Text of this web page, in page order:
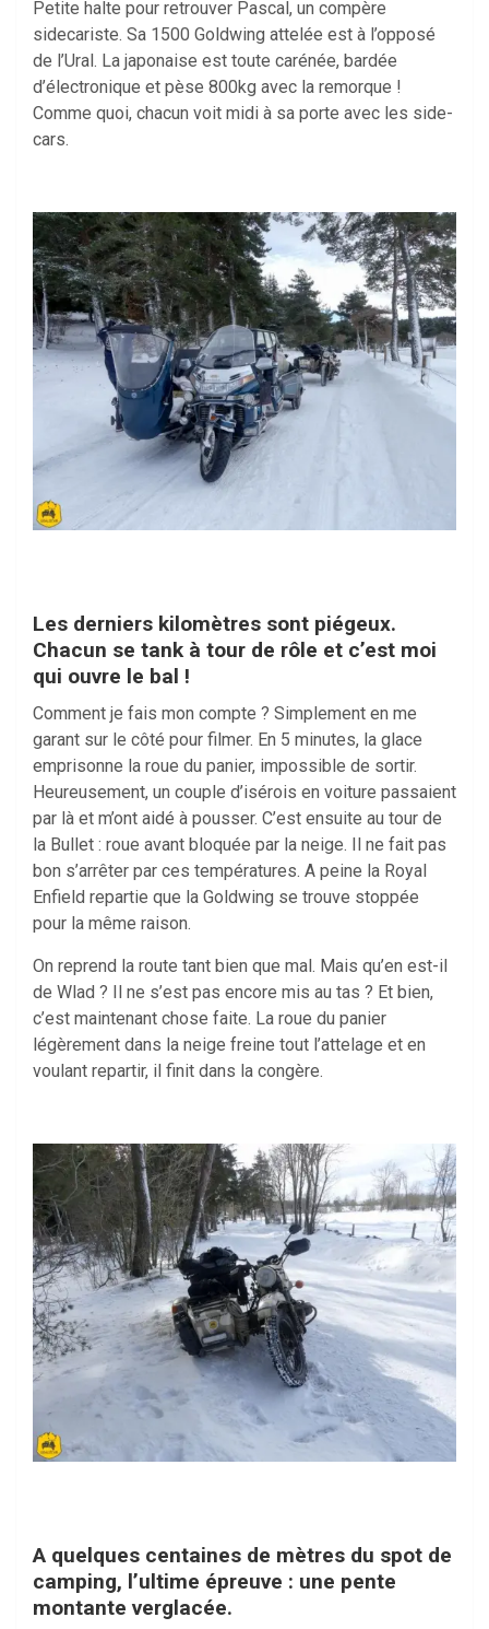
Petite halte pour retrouver Pascal, un compère
sidecariste. Sa 1500 Goldwing attelée est à l’opposé
de l’Ural. La japonaise est toute carénée, bardée
d’électronique et pèse 800kg avec la remorque !
Comme quoi, chacun voit midi à sa porte avec les side-
cars.
Les derniers kilomètres sont piégeux.
Chacun se tank à tour de rôle et c’est moi
qui ouvre le bal !
Comment je fais mon compte ? Simplement en me
garant sur le côté pour filmer. En 5 minutes, la glace
emprisonne la roue du panier, impossible de sortir.
Heureusement, un couple d’isérois en voiture passaient
par là et m’ont aidé à pousser. C’est ensuite au tour de
la Bullet : roue avant bloquée par la neige. Il ne fait pas
bon s’arrêter par ces températures. A peine la Royal
Enfield repartie que la Goldwing se trouve stoppée
pour la même raison.
On reprend la route tant bien que mal. Mais qu’en est-il
de Wlad ? Il ne s’est pas encore mis au tas ? Et bien,
c’est maintenant chose faite. La roue du panier
légèrement dans la neige freine tout l’attelage et en
voulant repartir, il finit dans la congère.
A quelques centaines de mètres du spot de
camping, l’ultime épreuve : une pente
montante verglacée.